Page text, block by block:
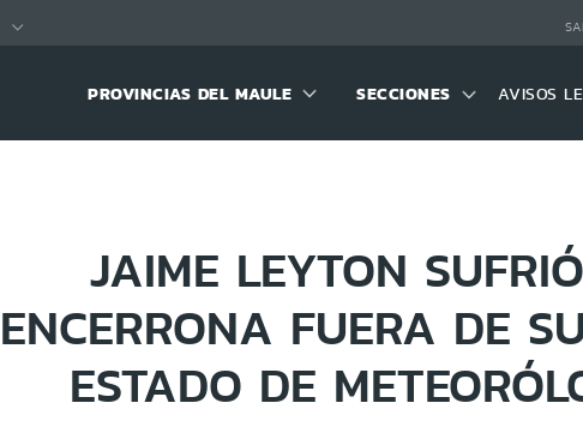
PROVINCIAS DEL MAULE SECCIONES AVISOS
JAIME LEYTON
ENCERRONA FUERA DE
ESTADO DE